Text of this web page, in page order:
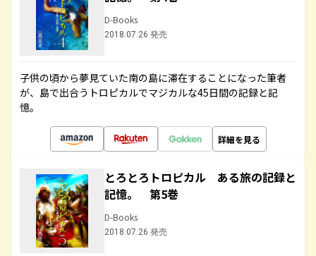
D-Books
2018.07.26 発売
子供の頃から夢見ていた南の島に滞在することになった筆者
が、島で出合うトロピカルでマジカルな45日間の記録と記
憶。
詳細を見る
とろとろトロピカル ある旅の記録と
記憶。 第5巻
D-Books
2018.07.26 発売